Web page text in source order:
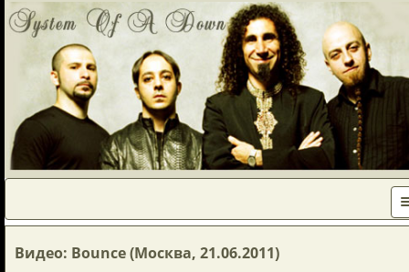
Видео: Bounce (Москва, 21.06.2011)